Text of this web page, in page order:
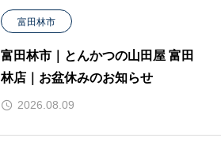
富田林市
富田林市｜とんかつの山田屋 富田
林店｜お盆休みのお知らせ
2026.08.09